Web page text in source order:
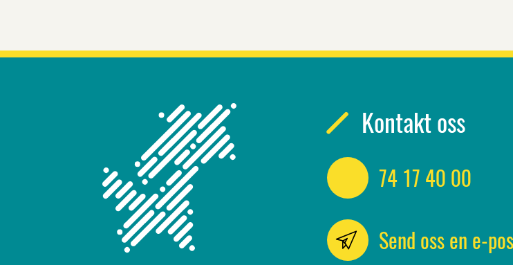
Kontakt oss
74 17 40 00
Send oss en e-